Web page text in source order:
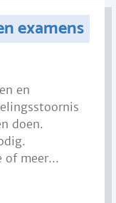
examens
en
doen.
of meer...